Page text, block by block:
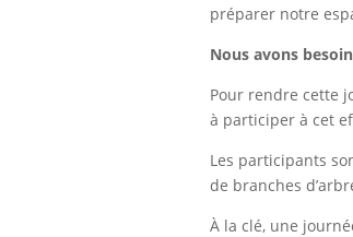
préparer notre
Nous avons
Pour rendre cette
à participer à cet
Les participants
de branches
À la clé, une